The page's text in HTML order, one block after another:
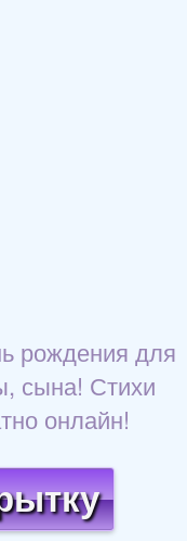
рождения для
сына! Стихи
онлайн!